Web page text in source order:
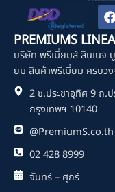
F
c
PREMIUMS
บริษัท พรีเมี่ยมส์ ลินเนจ
ยม สินค้าพรีเมี่ยม ครบว
2 ซ.ประชาอุทิศ 9 ถ.
กรุงเทพฯ 10140
@PremiumS.co.th
02 428 8999
จันทร์ – ศุกร์